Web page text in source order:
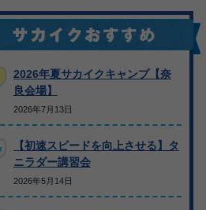
2026年夏サカイクキャンプ【奈
良会場】
2026年7月13日
【初速スピードを向上させる】タ
ニラダー講習会
2026年5月14日